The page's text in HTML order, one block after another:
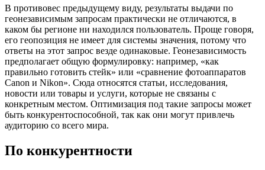
В противовес предыдущему виду, результаты выдачи по
геонезависимым запросам практически не отличаются, в
каком бы регионе ни находился пользователь. Проще говоря,
его геопозиция не имеет для системы значения, потому что
ответы на этот запрос везде одинаковые. Геонезависимость
предполагает общую формулировку: например, «как
правильно готовить стейк» или «сравнение фотоаппаратов
Canon и Nikon». Сюда относятся статьи, исследования,
новости или товары и услуги, которые не связаны с
конкретным местом. Оптимизация под такие запросы может
быть конкурентоспособной, так как они могут привлечь
аудиторию со всего мира.
По конкурентности